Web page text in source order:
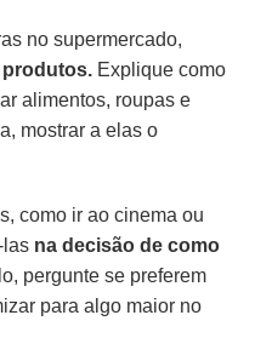
no supermercado,
Explique como
alimentos, roupas e
mostrar a elas o
como ir ao cinema ou
na decisão de como
pergunte se preferem
para algo maior no